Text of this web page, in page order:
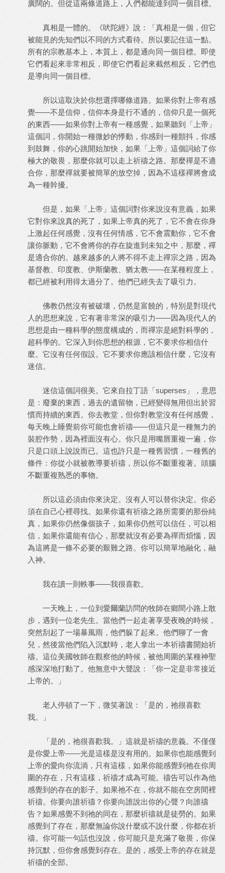
廣闊的。但從這兩條道路上，人們都能達到同一個目標。
真相是一體的。《吠陀經》說：「真相是一個，但它
被能見的先知們以不同的方式看待。所以要記住這一點。
所有的宗教基本上，本質上，都是通向同一個目標。即使
它們看起來非常相反，即使它們看起來截然相反，它們也
是導向同一個目標。
所以這取決於你想選擇哪條道路。如果你對上帝有感
覺——不是信仰，信仰本身是行不通的，信仰只是一個死
的東西——如果你對上帝有一種感覺，如果聽到「上帝」
這個詞，你開始一種微妙的悸動，你感到一種顫抖，你感
到鼓舞，你的心跳開始加快，如果「上帝」這個詞給了你
極大的敬畏，那麼你就可以走上祈禱之路。那麼禪是不適
合你，那麼禪就要被簡單的放空掉，因為不這樣禪將會成
為一種幹擾。
但是，如果「上帝」這個詞對你來說沒有意義，如果
它對你來說真的死了，如果上帝真的死了，它不會在你身
上激起任何感覺，沒有任何情感，它不會震動你，它不會
讓你脈動，它不會將你的存在旋進到未知之中，那麼，禪
是適合你的。越來越多的人將不得不走上禪宗之路，因為
基督教、印度教、伊斯蘭教、猶太教——在某種程度上，
都已經被利用得太過分了。他們已經失去了吸引力。
佛教仍然沒有被破壞，仍然是富饒的，特別是對現代
人的思想來說，它有著非常深的吸引力——因為現代人的
思想是由一種科學的態度構成的，而禪宗是絕對科學的，
超科學的。它深入到你思想的根源，它不要求你相信什
麼。它沒有任何假設。它不要求你應該相信什麼，它沒有
迷信。
迷信這個詞很美。它來自拉丁語「superses」，意思
是：廢棄的東西，過去的遺留物，已經變得無用但出於習
慣而持續的東西。你去教堂，但你對教堂沒有任何感覺，
每天晚上睡覺前你可能也會祈禱——但這只是一種無力的
裝腔作勢，因為裡面沒有心。你只是用嘴唇重複一遍，你
只是口頭上說說而已。這也許只是一種舊習慣，一種舊的
條件：你從小就被教導要祈禱，所以你不斷重複著。頭腦
不斷重複熟悉的事物。
所以這必須由你來決定。沒有人可以替你決定。你必
須在自己心裡尋找。如果你還有祈禱之路所需要的那份純
真，如果你仍然像個孩子，如果你仍然可以信任，可以相
信，如果你還能有信心，那麼就沒有必要為禪而煩惱，因
為這將是一條不必要的艱難之路。你可以簡單地融化，融
入神。
我在讀一則軼事——我很喜歡。
一天晚上，一位到愛爾蘭訪問的牧師在鄉間小路上散
步，遇到一位老先生。當他們一起走著享受夜晚的時候，
突然刮起了一場暴風雨，他們躲了起來。他們聊了一會
兒，然後當他們陷入沉默時，老人拿出一本祈禱書開始祈
禱。這位美國牧師在觀察他的時候，被他周圍的某種神聖
感深深地打動了。他無意中大聲說：「你一定是非常接近
上帝的。」
老人停頓了一下，微笑著說：「是的，祂很喜歡
我。」
「是的，祂很喜歡我。」這就是祈禱的意義。不僅僅
是你愛上帝——光是這樣是沒有用的。如果你也能感覺到
上帝的愛向你流淌，只有這樣，如果你能感覺到祂在你周
圍的存在，只有這樣，祈禱才成為可能。禱告可以作為他
感覺到的存在的影子。如果祂不在，你就不能在空房間裡
祈禱。你要向誰祈禱？你要向誰說出你的心聲？向誰禱
告？如果感覺不到祂的同在，那麼祈禱就是徒勞的。如果
感覺到了存在，那麼無論你說什麼或不說什麼，你都在祈
禱。你可能一句話也沒說，你可能只是充滿了敬畏，你保
持沉默，但你會感覺到存在。是的，感受上帝的存在就是
祈禱的全部。